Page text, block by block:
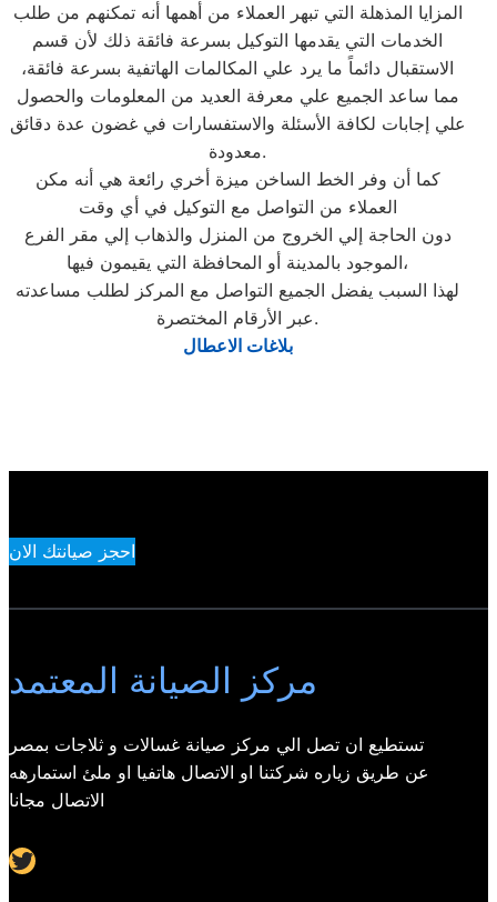
المزايا المذهلة التي تبهر العملاء من أهمها أنه تمكنهم من طلب
الخدمات التي يقدمها التوكيل بسرعة فائقة ذلك لأن قسم
الاستقبال دائماً ما يرد علي المكالمات الهاتفية بسرعة فائقة،
مما ساعد الجميع علي معرفة العديد من المعلومات والحصول
علي إجابات لكافة الأسئلة والاستفسارات في غضون عدة دقائق
معدودة.
كما أن وفر الخط الساخن ميزة أخري رائعة هي أنه مكن
العملاء من التواصل مع التوكيل في أي وقت
دون الحاجة إلي الخروج من المنزل والذهاب إلي مقر الفرع
الموجود بالمدينة أو المحافظة التي يقيمون فيها،
لهذا السبب يفضل الجميع التواصل مع المركز لطلب مساعدته
عبر الأرقام المختصرة.
بلاغات الاعطال
احجز صيانتك الان
مركز الصيانة المعتمد
تستطيع ان تصل الي مركز صيانة غسالات و ثلاجات بمصر
عن طريق زياره شركتنا او الاتصال هاتفيا او ملئ استمارهه
الاتصال مجانا
Twitter